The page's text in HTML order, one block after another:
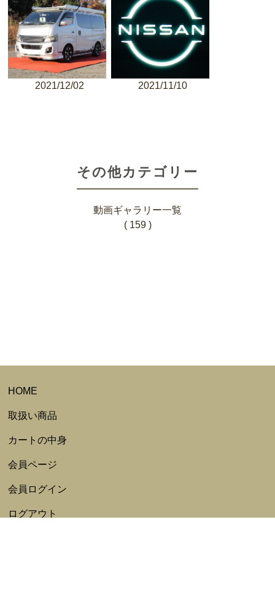
2021/12/02 2021/11/10
その他カテゴリー
動画ギャラリー一覧
( 159 )
HOME
取扱い商品
カートの中身
会員ページ
会員ログイン
ログアウト